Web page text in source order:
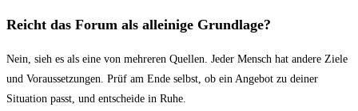
Reicht das Forum als alleinige Grundlage?
Nein, sieh es als eine von mehreren Quellen. Jeder Mensch hat andere Ziele
und Voraussetzungen. Prüf am Ende selbst, ob ein Angebot zu deiner
Situation passt, und entscheide in Ruhe.